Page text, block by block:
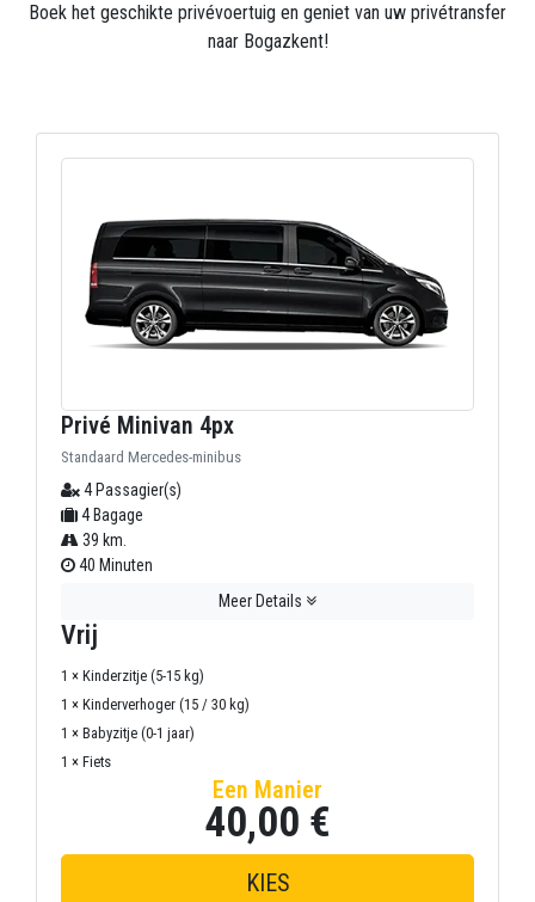
Boek het geschikte privévoertuig en geniet van uw privétransfer
naar Bogazkent!
Privé Minivan 4px
Standaard Mercedes-minibus
4 Passagier(s)
4 Bagage
39 km.
40 Minuten
Meer Details
Vrij
1 × Kinderzitje (5-15 kg)
1 × Kinderverhoger (15 / 30 kg)
1 × Babyzitje (0-1 jaar)
1 × Fiets
Een Manier
40,00 €